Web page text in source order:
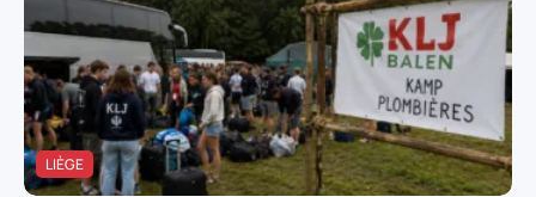
LIÈGE